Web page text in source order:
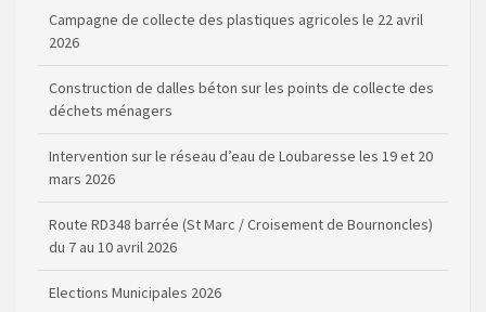
Campagne de collecte des plastiques agricoles le 22 avril
2026
Construction de dalles béton sur les points de collecte des
déchets ménagers
Intervention sur le réseau d’eau de Loubaresse les 19 et 20
mars 2026
Route RD348 barrée (St Marc / Croisement de Bournoncles)
du 7 au 10 avril 2026
Elections Municipales 2026